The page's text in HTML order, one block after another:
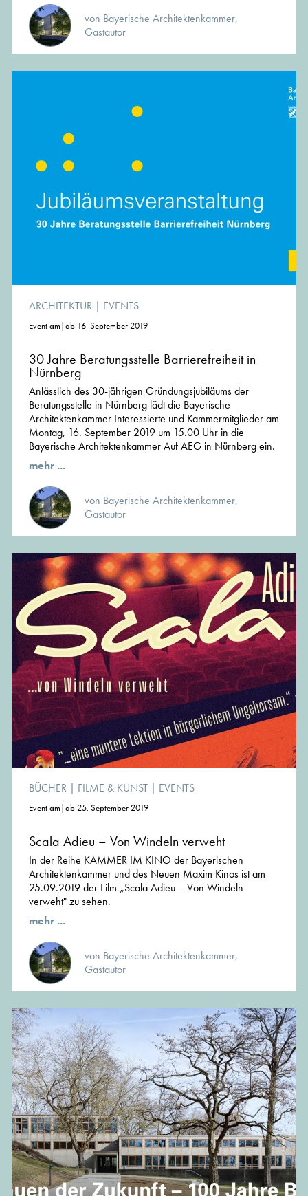
von Bayerische Architektenkammer,
Gastautor
ARCHITEKTUR | EVENTS
Event am|ab 16. September 2019
30 Jahre Beratungsstelle Barrierefreiheit in
Nürnberg
Anlässlich des 30-jährigen Gründungsjubiläums der
Beratungsstelle in Nürnberg lädt die Bayerische
Architektenkammer Interessierte und Kammermitglieder am
Montag, 16. September 2019 um 15.00 Uhr in die
Bayerische Architektenkammer Auf AEG in Nürnberg ein.
mehr ...
von Bayerische Architektenkammer,
Gastautor
BÜCHER | FILME & KUNST | EVENTS
Event am|ab 25. September 2019
Scala Adieu – Von Windeln verweht
In der Reihe KAMMER IM KINO der Bayerischen
Architektenkammer und des Neuen Maxim Kinos ist am
25.09.2019 der Film „Scala Adieu – Von Windeln
verweht" zu sehen.
mehr ...
von Bayerische Architektenkammer,
Gastautor